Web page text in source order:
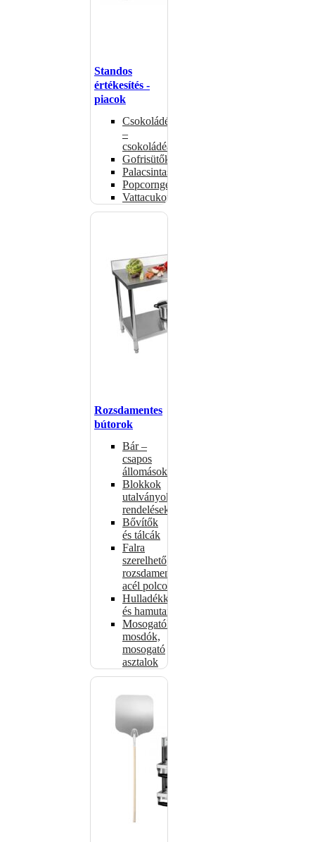
Standos
értékesítés -
piacok
Csokoládémelegítők
–
csokoládéadagolók
Gofrisütők
Palacsintasütők
Popcorngépek
Vattacukorgép
Rozsdamentes
bútorok
Bár –
csapos
állomások
Blokkok
utalványokhoz,
rendelésekhez
Bővítők
és tálcák
Falra
szerelhető
rozsdamentes
acél polcok
Hulladékkosarak
és hamutartók
Mosogatók,
mosdók,
mosogató
asztalok